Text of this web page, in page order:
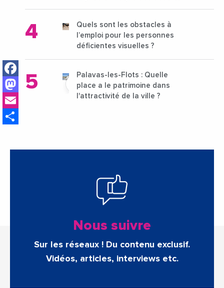
Facebook
Mastodon
Quels sont les obstacles à
l’emploi pour les personnes
déficientes visuelles ?
Palavas-les-Flots : Quelle
place a le patrimoine dans
l'attractivité de la ville ?
Nous suivre
Sur les réseaux ! Du contenu exclusif.
Vidéos, articles, interviews etc.